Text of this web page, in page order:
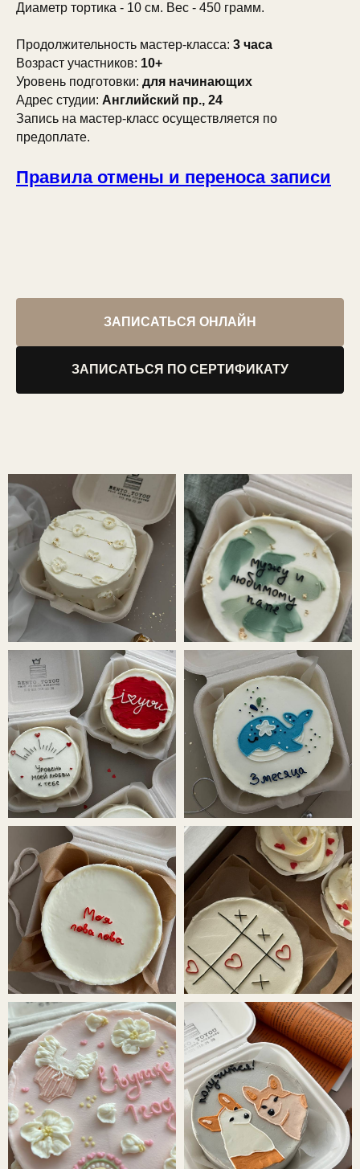
Диаметр тортика - 10 см. Вес - 450 грамм.
Продолжительность мастер-класса: 3 часа
Возраст участников: 10+
Уровень подготовки: для начинающих
Адрес студии: Английский пр., 24
Запись на мастер-класс осуществляется по
предоплате.
Правила отмены и переноса записи
ЗАПИСАТЬСЯ ОНЛАЙН
ЗАПИСАТЬСЯ ПО СЕРТИФИКАТУ